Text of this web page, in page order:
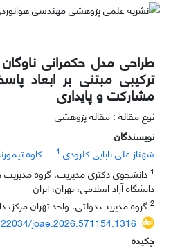
طراحی مدل حکمرانی
ترکیبیمبتنی بر ابعاد
مشارکت و پایداری
نوع مقاله : مقاله پژوهشی
نویسندگان
شهناز علی بابایی کلرودی 1 کاوه
1 دانشجوی دکتری مدیریت، گروه
دانشگاه آزاد اسلامی، تهران، ایران
2 گروه مدیریت دولتی، واحد تهران مرکز،
joae.2026.571154.1316
چکیده